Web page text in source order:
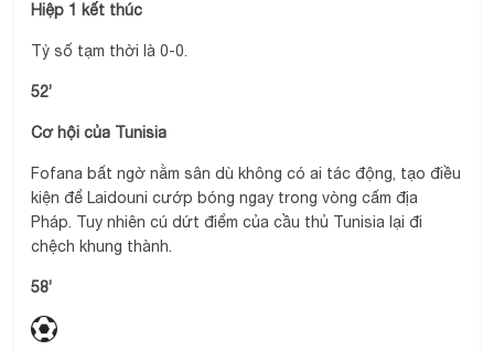
Hiệp 1 kết thúc
Tỷ số tạm thời là 0-0.
52’
Cơ hội của Tunisia
Fofana bất ngờ nằm sân dù không có ai tác động, tạo điều
kiện để Laidouni cướp bóng ngay trong vòng cấm địa
Pháp. Tuy nhiên cú dứt điểm của cầu thủ Tunisia lại đi
chệch khung thành.
58’